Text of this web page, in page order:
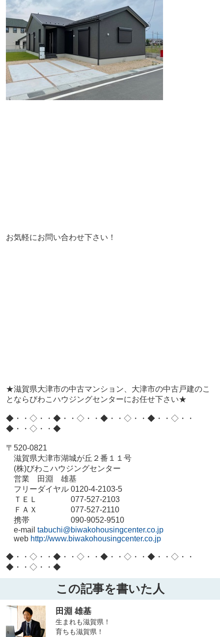
お気軽にお問い合わせ下さい！
★滋賀県大津市の中古マンション、大津市の中古戸建のこ
とならびわこハウジングセンターにお任せ下さい★
◆・・◇・・◆・・◇・・◆・・◇・・◆・・◇・・
◆・・◇・・◆
〒520-0821
滋賀県大津市湖城が丘２番１１号
(株)びわこハウジングセンター
営業 田淵 雄基
フリーダイヤル 0120-4-2103-5
ＴＥＬ 077-527-2103
ＦＡＸ 077-527-2110
携帯 090-9052-9510
e-mail tabuchi@biwakohousingcenter.co.jp
web http://www.biwakohousingcenter.co.jp
◆・・◇・・◆・・◇・・◆・・◇・・◆・・◇・・
◆・・◇・・◆
この記事を書いた人
田淵 雄基
生まれも滋賀県！
育ちも滋賀県！